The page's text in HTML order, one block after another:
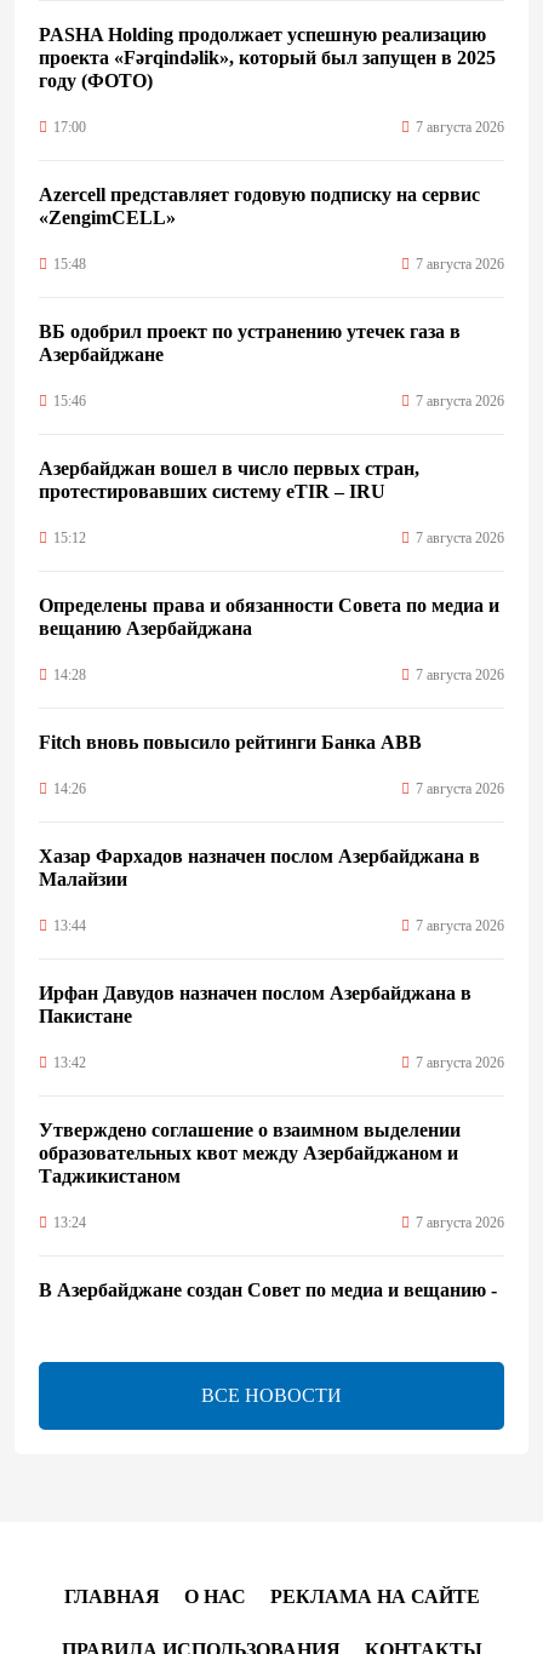
PASHA Holding продолжает успешную реализацию
проекта «Fərqindəlik», который был запущен в 2025
году (ФОТО)
17:00 7 августа 2026
Azercell представляет годовую подписку на сервис
«ZengimCELL»
15:48 7 августа 2026
ВБ одобрил проект по устранению утечек газа в
Азербайджане
15:46 7 августа 2026
Азербайджан вошел в число первых стран,
протестировавших систему eTIR – IRU
15:12 7 августа 2026
Определены права и обязанности Совета по медиа и
вещанию Азербайджана
14:28 7 августа 2026
Fitch вновь повысило рейтинги Банка ABB
14:26 7 августа 2026
Хазар Фархадов назначен послом Азербайджана в
Малайзии
13:44 7 августа 2026
Ирфан Давудов назначен послом Азербайджана в
Пакистане
13:42 7 августа 2026
Утверждено соглашение о взаимном выделении
образовательных квот между Азербайджаном и
Таджикистаном
13:24 7 августа 2026
В Азербайджане создан Совет по медиа и вещанию -
13:16 7 августа 2026
ЕАЭС расширяет финансовый рынок и вводит
программу "зеленой трансформации"
ВСЕ НОВОСТИ
ГЛАВНАЯ О НАС РЕКЛАМА НА САЙТЕ
ПРАВИЛА ИСПОЛЬЗОВАНИЯ КОНТАКТЫ